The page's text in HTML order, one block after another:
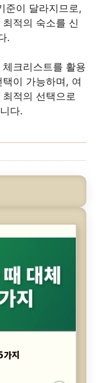
준이 달라지므로,
적의 숙소를 신
.
크리스트를 활용
이 가능하며, 여
적의 선택으로
다.
5가지